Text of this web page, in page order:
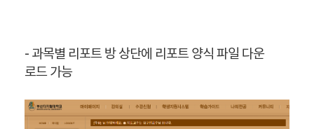
- 과목별 리포트 방 상단에 리포트 양식 파일 다운
로드 가능